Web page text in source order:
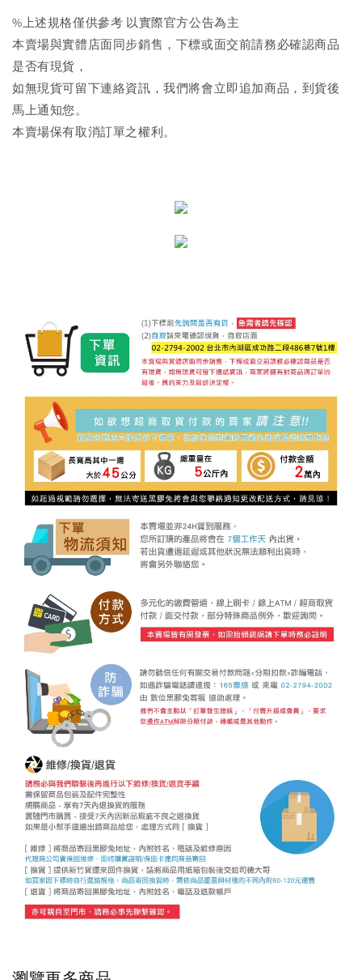
%上述規格僅供參考 以實際官方公告為主
本賣場與實體店面同步銷售，下標或面交前請務必確認商品
是否有現貨，
如無現貨可留下連絡資訊，我們將會立即追加商品，到貨後
馬上通知您。
本賣場保有取消訂單之權利。